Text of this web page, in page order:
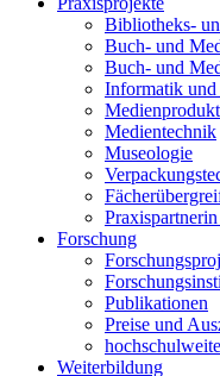
Bibliotheks-
Buch- und
Buch- und
Informatik
Medientechnik
Museologie
Forschung
Publikationen
Preise und
Weiterbildung